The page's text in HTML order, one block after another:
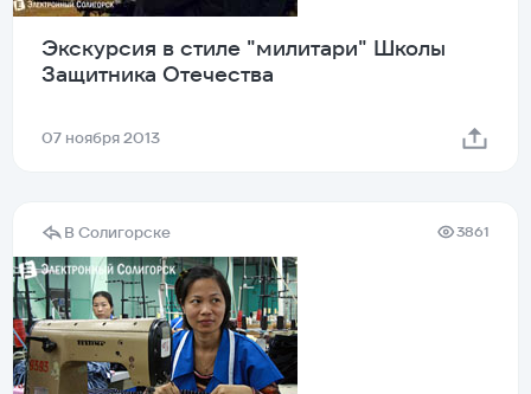
Экскурсия в стиле "милитари" Школы
Защитника Отечества
07 ноября 2013
В Солигорске 3861